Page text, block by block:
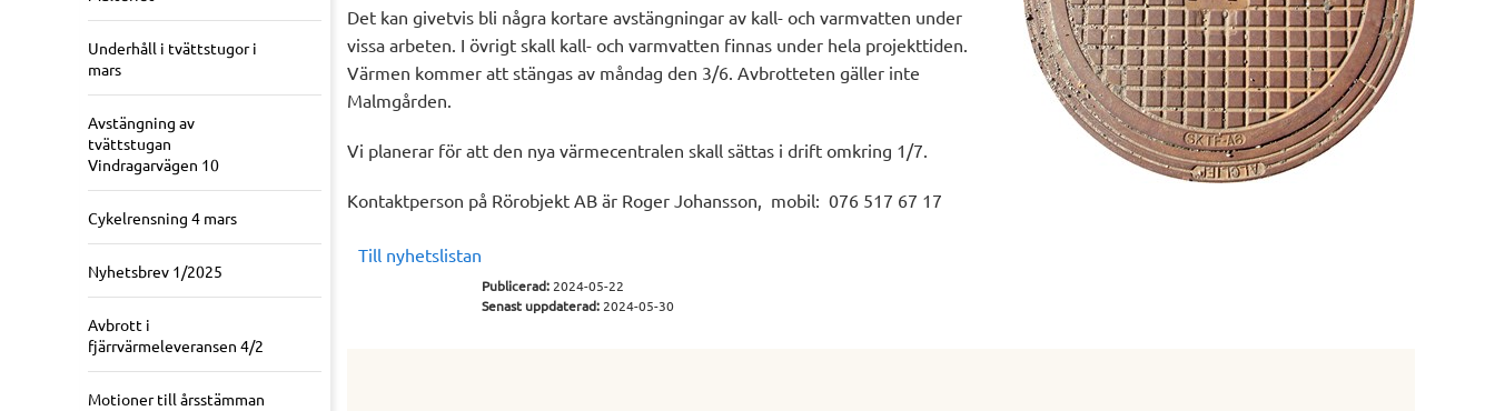
Underhåll i tvättstugor i
mars
Avstängning av
tvättstugan
Vindragarvägen 10
Cykelrensning 4 mars
Nyhetsbrev 1/2025
Avbrott i
fjärrvärmeleveransen 4/2
Motioner till årsstämman
Det kan givetvis bli några kortare avstängningar av kall- och varmvatten under
vissa arbeten. I övrigt skall kall- och varmvatten finnas under hela projekttiden.
Värmen kommer att stängas av måndag den 3/6. Avbrotteten gäller inte
Malmgården.
Vi planerar för att den nya värmecentralen skall sättas i drift omkring 1/7.
Kontaktperson på Rörobjekt AB är Roger Johansson, mobil: 076 517 67 17
Till nyhetslistan
Publicerad:2024-05-22
Senast uppdaterad:2024-05-30